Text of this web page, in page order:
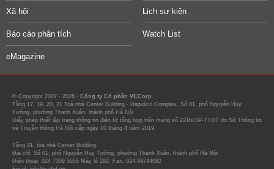
Xã hội Lịch sự kiện
Báo cáo phân tích Watch List
eMagazine
© Copyright 2007 - 2026 - Công ty Cổ phần VCCorp.
Tầng 17, 19, 20, 21 Toà nhà Center Building - Hapulico Complex, Số 01, phố Nguyễn Huy
Tưởng, phường Thanh Xuân, thành phố Hà Nội
Giấy phép thiết lập trang thông tin điện tử tổng hợp trên mạng số 2216/GP-TTĐT do Sở Thông tin
và Truyền thông Hà Nội cấp ngày 10 tháng 4 năm 2019.
Tầng 21, tòa nhà Center Building.
Địa chỉ: Số 01, phố Nguyễn Huy Tưởng, phường Thanh Xuân, thành phố Hà Nội
Điện thoại: 024 7309 5555 Máy lẻ 292. Fax: 024-39744082